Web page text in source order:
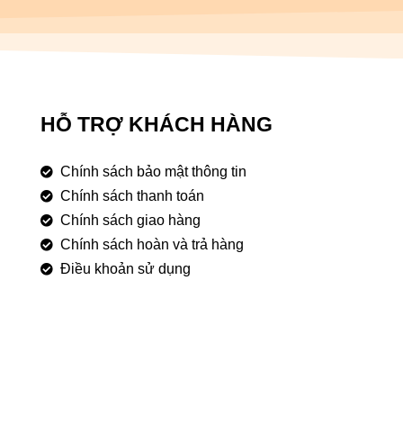
HỖ TRỢ KHÁCH HÀNG
Chính sách bảo mật thông tin
Chính sách thanh toán
Chính sách giao hàng
Chính sách hoàn và trả hàng
Điều khoản sử dụng